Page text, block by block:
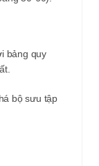
bảng quy
bộ sưu tập